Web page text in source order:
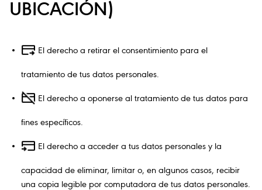
UBICACIÓN)
El derecho a retirar el consentimiento para el
tratamiento de tus datos personales.
El derecho a oponerse al tratamiento de tus datos para
fines específicos.
El derecho a acceder a tus datos personales y la
capacidad de eliminar, limitar o, en algunos casos, recibir
una copia legible por computadora de tus datos personales.